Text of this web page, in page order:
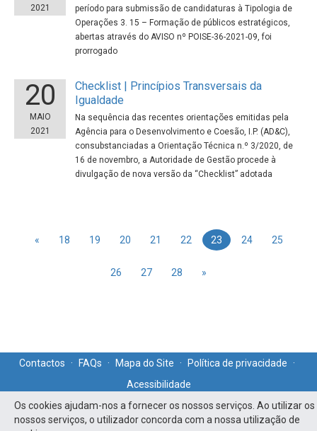
Os cookies ajudam-nos a fornecer os nossos serviços. Ao utilizar os
nossos serviços, o utilizador concorda com a nossa utilização de
2021
período para submissão de candidaturas à Tipologia de
Operações 3. 15 – Formação de públicos estratégicos,
abertas através do AVISO nº POISE-36-2021-09, foi
prorrogado
20
MAIO
2021
Checklist | Princípios Transversais da
Igualdade
Na sequência das recentes orientações emitidas pela
Agência para o Desenvolvimento e Coesão, I.P. (AD&C),
consubstanciadas a Orientação Técnica n.º 3/2020, de
16 de novembro, a Autoridade de Gestão procede à
divulgação de nova versão da “Checklist” adotada
« 18 19 20 21 22 23 24 25
26 27 28 »
Contactos · FAQs · Mapa do Site · Política de privacidade
·
Acessibilidade